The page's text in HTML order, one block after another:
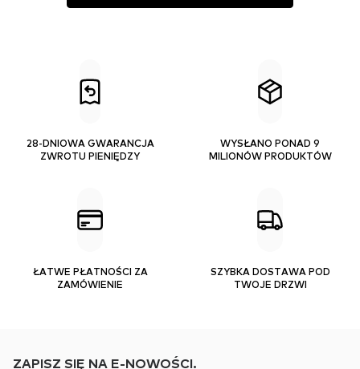
28-DNIOWA GWARANCJA
ZWROTU PIENIĘDZY
WYSŁANO PONAD 9
MILIONÓW PRODUKTÓW
ŁATWE PŁATNOŚCI ZA
ZAMÓWIENIE
SZYBKA DOSTAWA POD
TWOJE DRZWI
ZAPISZ SIĘ NA E-NOWOŚCI.